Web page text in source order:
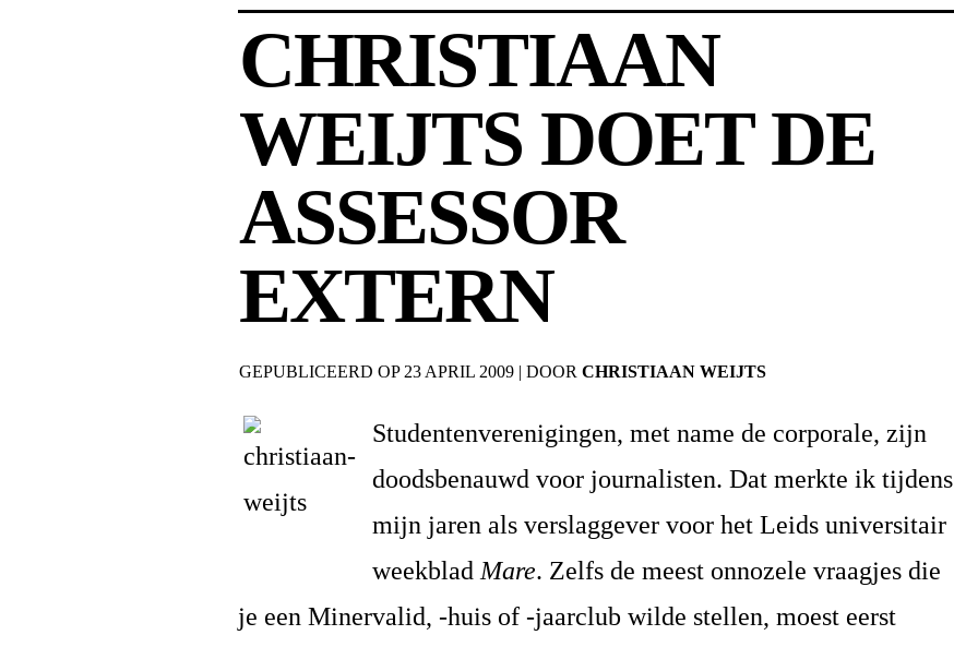
CHRISTIAAN
WEIJTS DOET DE
ASSESSOR
EXTERN
GEPUBLICEERD OP 23 APRIL 2009 |DOOR CHRISTIAAN WEIJTS
Studentenverenigingen, met name de corporale, zijn
doodsbenauwd voor journalisten. Dat merkte ik tijdens
mijn jaren als verslaggever voor het Leids universitair
weekblad Mare. Zelfs de meest onnozele vraagjes die
je een Minervalid, -huis of -jaarclub wilde stellen, moest eerst